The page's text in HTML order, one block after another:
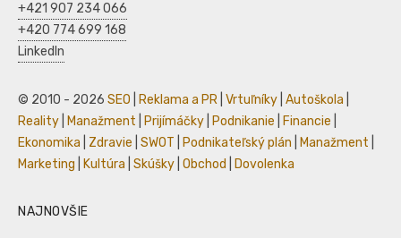
+421 907 234 066
+420 774 699 168
LinkedIn
© 2010 - 2026 SEO Reklama a PR Vrtuľníky Autoškola
Reality Manažment Prijímáčky Podnikanie Financie
Ekonomika
Zdravie SWOT Podnikateľský plán Manažment
Marketing Kultúra Skúšky Obchod Dovolenka
NAJNOVŠIE